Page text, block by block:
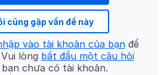
cũng gặp vấn đề này
vào tài khoản của bạnđể
lòng bắt đầu một câu hỏi
chưa có tài khoản.